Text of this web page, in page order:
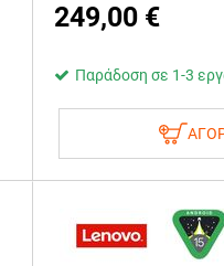
249,00 €
Παράδοση σε 1-3